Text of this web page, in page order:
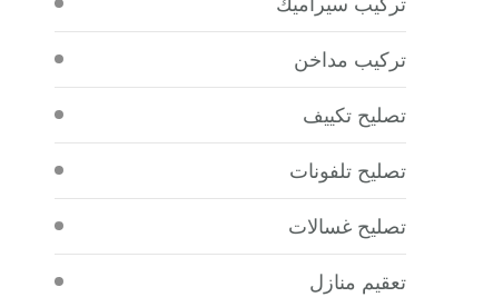
تركيب مداخن
تصليح تكييف
تصليح تلفونات
تصليح غسالات
تعقيم منازل